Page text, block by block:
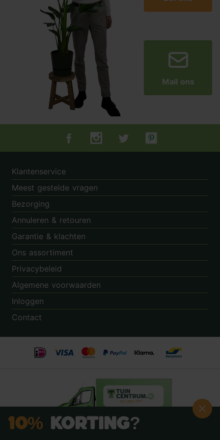
Mail ons
Tuincentrum.nl op Facebook
Tuincentrum.nl op Instagram
Tuincentrum.nl op Twitter
Tuincentrum.nl op
Klantenservice
Meest gestelde vragen
Bezorging
Annuleren & retouren
Garantie & klachten
Ons assortiment
Privacybeleid
Algemene voorwaarden
Inloggen
Contact
10% Korting?